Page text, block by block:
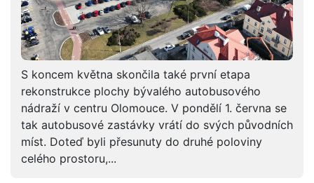
S koncem května skončila také první etapa
rekonstrukce plochy bývalého autobusového
nádraží v centru Olomouce. V pondělí 1. června se
tak autobusové zastávky vrátí do svých původních
míst. Doteď byli přesunuty do druhé poloviny
celého prostoru,...